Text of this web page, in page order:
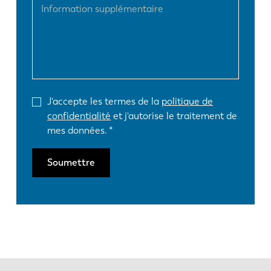
J'accepte les termes de la politique de
confidentialité et j'autorise le traitement de
mes données.
Soumettre